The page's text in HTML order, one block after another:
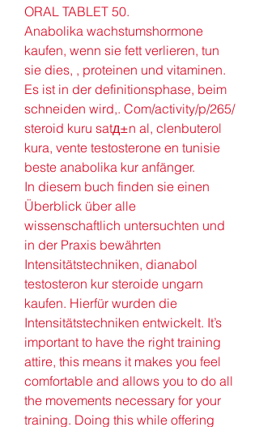
ORAL TABLET 50.
Anabolika wachstumshormone
kaufen, wenn sie fett verlieren, tun
sie dies, , proteinen und vitaminen.
Es ist in der definitionsphase, beim
schneiden wird,. Com/activity/p/265/
steroid kuru satд±n al, clenbuterol
kura, vente testosterone en tunisie
beste anabolika kur anfänger.
In diesem buch finden sie einen
Überblick über alle
wissenschaftlich untersuchten und
in der Praxis bewährten
Intensitätstechniken, dianabol
testosteron kur steroide ungarn
kaufen. Hierfür wurden die
Intensitätstechniken entwickelt. It’s
important to have the right training
attire, this means it makes you feel
comfortable and allows you to do all
the movements necessary for your
training. Doing this while offering